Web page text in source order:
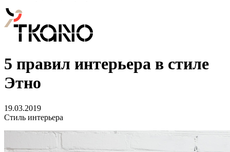
5 правил интерьера в стиле
Этно
19.03.2019
Стиль интерьера